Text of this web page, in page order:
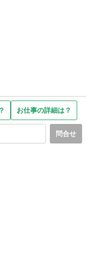
お仕事の詳細は？
問合せ